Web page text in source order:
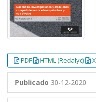
PDF HTML (Redalyc)
Publicado 30-12-2020